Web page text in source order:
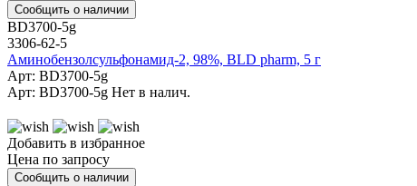
Сообщить о наличии
BD3700-5g
3306-62-5
Аминобензолсульфонамид-2, 98%, BLD pharm, 5 г
Арт: BD3700-5g
Арт: BD3700-5g Нет в налич.
Добавить в избранное
Цена по запросу
Сообщить о наличии